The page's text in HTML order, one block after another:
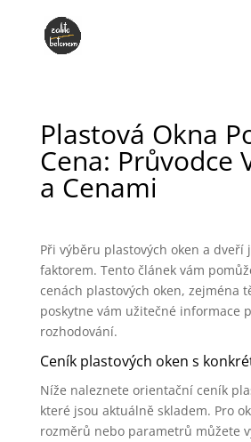
Plastová Okna
Cena: Průvodce
a Cenami
Při výběru plastových oken a dveří
faktorem. Tento článek vám
cenách plastových oken, zejména
poskytne vám užitečné informace
rozhodování.
Ceník plastových oken s
Níže naleznete orientační ceník
které jsou aktuálně skladem. Pro
rozměrů nebo parametrů můžete